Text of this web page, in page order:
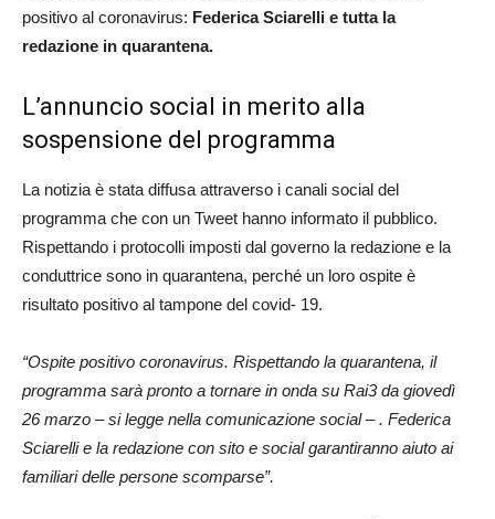
positivo al coronavirus: Federica Sciarelli e tutta la
redazione in quarantena.
L’annuncio social in merito alla
sospensione del programma
La notizia è stata diffusa attraverso i canali social del
programma che con un Tweet hanno informato il pubblico.
Rispettando i protocolli imposti dal governo la redazione e la
conduttrice sono in quarantena, perché un loro ospite è
risultato positivo al tampone del covid- 19.
“Ospite positivo coronavirus. Rispettando la quarantena, il
programma sarà pronto a tornare in onda su Rai3 da giovedì
26 marzo – si legge nella comunicazione social – . Federica
Sciarelli e la redazione con sito e social garantiranno aiuto ai
familiari delle persone scomparse”.